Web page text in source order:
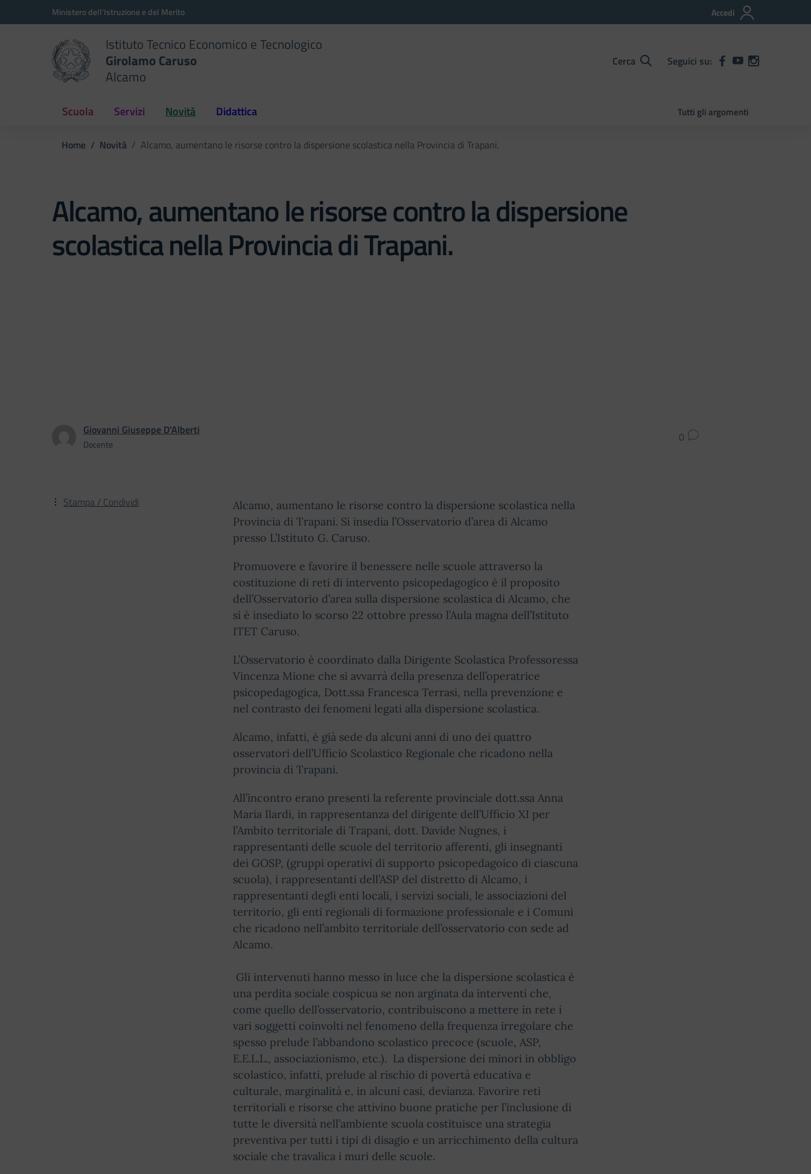
Vai ai contenuti
Vai al menu di navigazioneMinistero dell'Istruzione e del Merito Accedi
Istituto Tecnico Economico e Tecnologico
Girolamo Caruso
Alcamo
Cerca Seguici su:
Scuola Servizi Novità Didattica Tutti gli argomenti
Home Novità Alcamo, aumentano le risorse contro la dispersione scolastica nella Provincia di Trapani.
Alcamo, aumentano le risorse contro la dispersione
scolastica nella Provincia di Trapani.
Giovanni Giuseppe D'Alberti
Docente 0
Alcamo, aumentano le risorse contro la dispersione scolastica nella
Provincia di Trapani. Si insedia l’Osservatorio d’area di Alcamo
presso L’Istituto G. Caruso.
Promuovere e favorire il benessere nelle scuole attraverso la
costituzione di reti di intervento psicopedagogico è il proposito
dell’Osservatorio d’area sulla dispersione scolastica di Alcamo, che
si è insediato lo scorso 22 ottobre presso l’Aula magna dell’Istituto
ITET Caruso.
L’Osservatorio è coordinato dalla Dirigente Scolastica Professoressa
Vincenza Mione che si avvarrà della presenza dell’operatrice
psicopedagogica, Dott.ssa Francesca Terrasi, nella prevenzione e
nel contrasto dei fenomeni legati alla dispersione scolastica.
Alcamo, infatti, è già sede da alcuni anni di uno dei quattro
osservatori dell’Ufficio Scolastico Regionale che ricadono nella
provincia di Trapani.
All’incontro erano presenti la referente provinciale dott.ssa Anna
Maria Ilardi, in rappresentanza del dirigente dell’Ufficio XI per
l’Ambito territoriale di Trapani, dott. Davide Nugnes, i
rappresentanti delle scuole del territorio afferenti, gli insegnanti
dei GOSP, (gruppi operativi di supporto psicopedagoico di ciascuna
scuola), i rappresentanti dell’ASP del distretto di Alcamo, i
rappresentanti degli enti locali, i servizi sociali, le associazioni del
territorio, gli enti regionali di formazione professionale e i Comuni
che ricadono nell’ambito territoriale dell’osservatorio con sede ad
Alcamo.
Gli intervenuti hanno messo in luce che la dispersione scolastica è
una perdita sociale cospicua se non arginata da interventi che,
come quello dell’osservatorio, contribuiscono a mettere in rete i
vari soggetti coinvolti nel fenomeno della frequenza irregolare che
spesso prelude l’abbandono scolastico precoce (scuole, ASP,
E.E.L.L., associazionismo, etc.). La dispersione dei minori in obbligo
scolastico, infatti, prelude al rischio di povertà educativa e
culturale, marginalità e, in alcuni casi, devianza. Favorire reti
territoriali e risorse che attivino buone pratiche per l’inclusione di
tutte le diversità nell’ambiente scuola costituisce una strategia
preventiva per tutti i tipi di disagio e un arricchimento della cultura
sociale che travalica i muri delle scuole.
Stampa / Condividi